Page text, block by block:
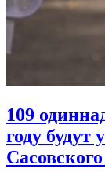
109
году будут